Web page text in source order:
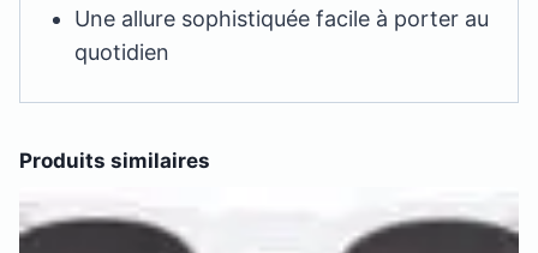
Une allure sophistiquée facile à porter au
quotidien
Produits similaires